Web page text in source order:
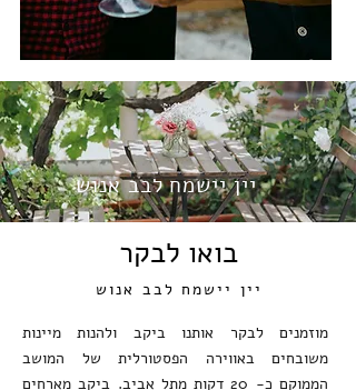
יין יישמח לבב אנוש
בואו לבקר
יין יישמח לבב אנוש
מוזמנים לבקר אותנו ביקב ולהנות מיינות
משובחים באווירה הפסטורלית של המושב
הממוקם כ- 20 דקות מתל אביב. ביקב מארחים